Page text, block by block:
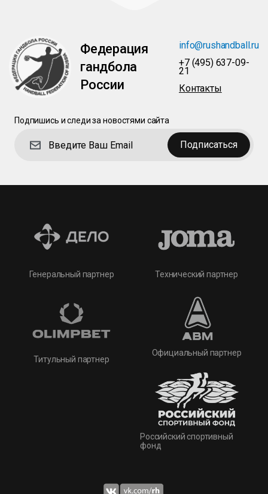
Федерация
гандбола
России
info@rushandball.ru
+7 (495) 637-09-
21
Контакты
Подпишись и следи за новостями сайта
Подписаться
Генеральный партнер
Титульный партнер
Технический партнер
Официальный партнер
Российский спортивный
фонд